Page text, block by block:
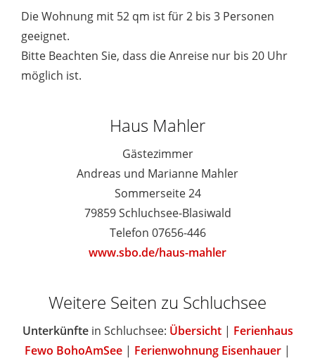
Die Wohnung mit 52 qm ist für 2 bis 3 Personen
geeignet.
Bitte Beachten Sie, dass die Anreise nur bis 20 Uhr
möglich ist.
Haus Mahler
Gästezimmer
Andreas und Marianne Mahler
Sommerseite 24
79859 Schluchsee-Blasiwald
Telefon 07656-446
www.sbo.de/haus-mahler
Weitere Seiten zu Schluchsee
Unterkünftein Schluchsee: Übersicht| Ferienhaus
Fewo BohoAmSee | Ferienwohnung Eisenhauer |